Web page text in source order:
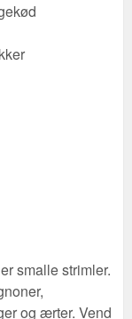
smalle strimler.
og ærter. Vend